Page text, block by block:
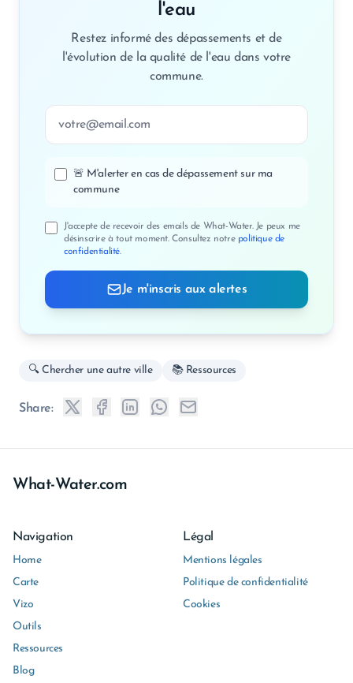
l'eau
Restez informé des dépassements et de
l'évolution de la qualité de l'eau dans votre
commune.
🚨 M'alerter en cas de dépassement sur ma
commune
J'accepte de recevoir des emails de What-Water. Je peux me
désinscrire à tout moment. Consultez notre politique de
confidentialité.
Je m'inscris aux alertes
🔍 Chercher une autre ville 📚 Ressources
Share:
What-Water.com
Navigation
Home
Carte
Vizo
Outils
Ressources
Blog
Légal
Mentions légales
Politique de confidentialité
Cookies